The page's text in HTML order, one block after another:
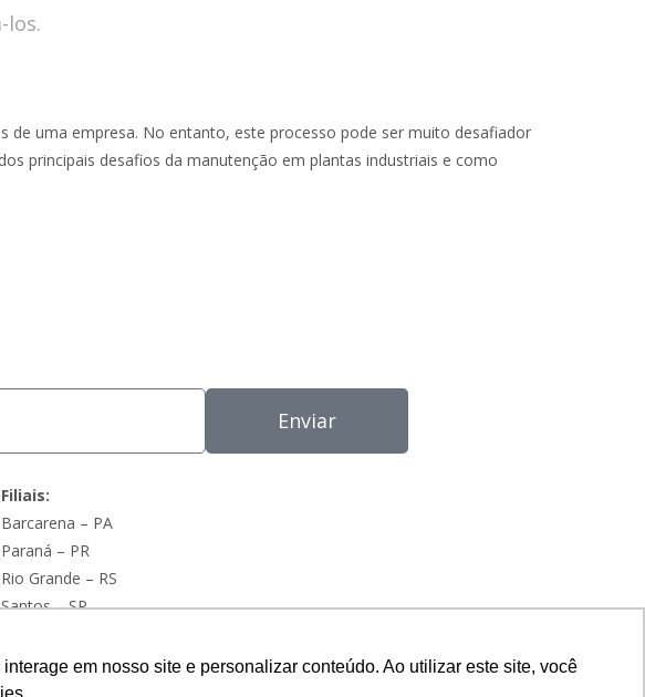
em nosso site e personalizar conteúdo. Ao utilizar este site, você
los.
de uma empresa. No entanto, este processo pode ser muito desafiador
principais desafios da manutenção em plantas industriais e como
Enviar
Filiais:
Barcarena – PA
Paraná – PR
Rio Grande – RS
Santos – SP
Recife – PE
Serra